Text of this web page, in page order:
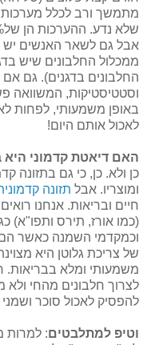
מתמשך ורב לכלל
אבל גם לשאר האנשים יש
ממכלול החלבונים שיש
החלבונים בדגנים). גם אם
וסטטיסטיקות, המשוואה
באופן משמעותי, לפחות
לאכול אותם היום!
האם דיאטת קדמוני
כן ולא. כן, כי גם בתזונה
ומוצריו. אבל תזונה
חיים ובריאות. אנחנו
(כמו אורז, תירס ותפו"א)
וכמקדמי השמנה כאשר
של צריכת גלוטן היא
משמעותי ומלא בבריאות.
לצרוך חלבונים מהחי ולא
להפסיק לאכול סוכר
וטיפ למתלבטים: למרות